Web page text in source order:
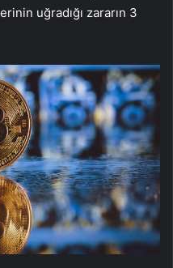
uğradığı zararın 3